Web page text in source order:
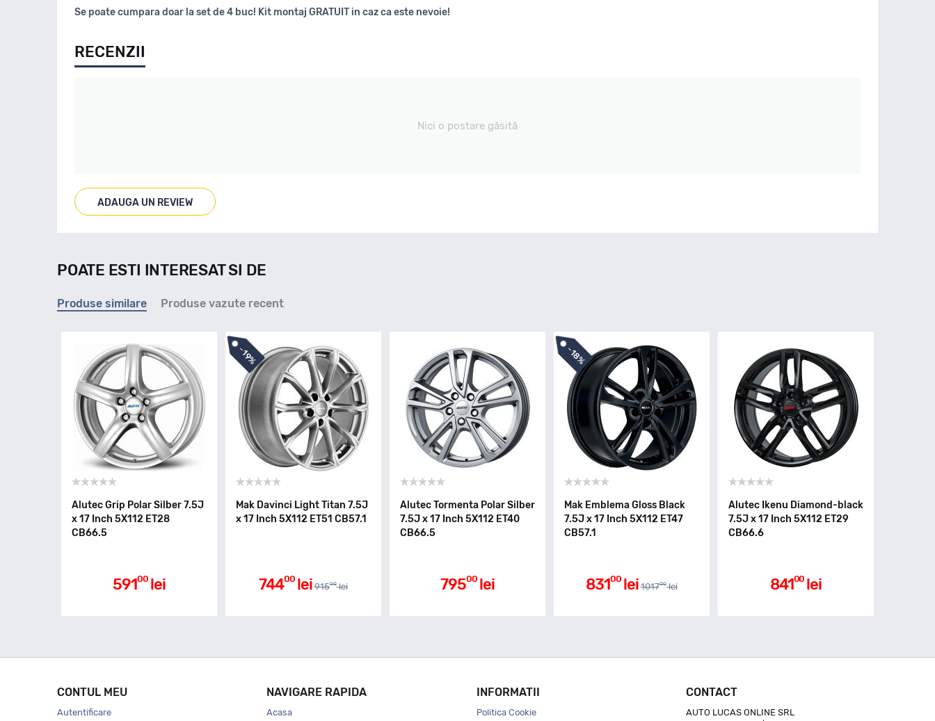
Se poate cumpara doar la set de 4 buc! Kit montaj GRATUIT in caz ca este nevoie!
RECENZII
Nici o postare găsită
ADAUGA UN REVIEW
POATE ESTI INTERESAT SI DE
Produse similare Produse vazute recent
Alutec Grip Polar Silber 7.5J
x 17 Inch 5X112 ET28
CB66.5
59100 lei
-19%
Mak Davinci Light Titan 7.5J
x 17 Inch 5X112 ET51 CB57.1
74400 lei 91500 lei
Alutec Tormenta Polar Silber
7.5J x 17 Inch 5X112 ET40
CB66.5
79500 lei
-18%
Mak Emblema Gloss Black
7.5J x 17 Inch 5X112 ET47
CB57.1
83100 lei 101700 lei
Alutec Ikenu Diamond-black
7.5J x 17 Inch 5X112 ET29
CB66.6
84100 lei
CONTUL MEU
Autentificare
NAVIGARE RAPIDA
Acasa
INFORMATII
Politica Cookie
CONTACT
AUTO LUCAS ONLINE SRL